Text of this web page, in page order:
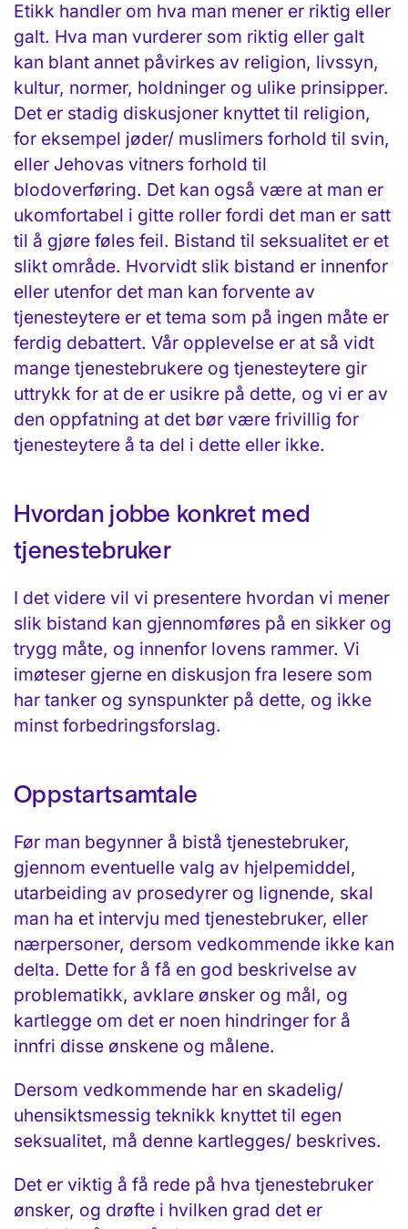
Etikk handler om hva man mener er riktig eller
galt. Hva man vurderer som riktig eller galt
kan blant annet påvirkes av religion, livssyn,
kultur, normer, holdninger og ulike prinsipper.
Det er stadig diskusjoner knyttet til religion,
for eksempel jøder/ muslimers forhold til svin,
eller Jehovas vitners forhold til
blodoverføring. Det kan også være at man er
ukomfortabel i gitte roller fordi det man er satt
til å gjøre føles feil. Bistand til seksualitet er et
slikt område. Hvorvidt slik bistand er innenfor
eller utenfor det man kan forvente av
tjenesteytere er et tema som på ingen måte er
ferdig debattert. Vår opplevelse er at så vidt
mange tjenestebrukere og tjenesteytere gir
uttrykk for at de er usikre på dette, og vi er av
den oppfatning at det bør være frivillig for
tjenesteytere å ta del i dette eller ikke.
Hvordan jobbe konkret med
tjenestebruker
I det videre vil vi presentere hvordan vi mener
slik bistand kan gjennomføres på en sikker og
trygg måte, og innenfor lovens rammer. Vi
imøteser gjerne en diskusjon fra lesere som
har tanker og synspunkter på dette, og ikke
minst forbedringsforslag.
Oppstartsamtale
Før man begynner å bistå tjenestebruker,
gjennom eventuelle valg av hjelpemiddel,
utarbeiding av prosedyrer og lignende, skal
man ha et intervju med tjenestebruker, eller
nærpersoner, dersom vedkommende ikke kan
delta. Dette for å få en god beskrivelse av
problematikk, avklare ønsker og mål, og
kartlegge om det er noen hindringer for å
innfri disse ønskene og målene.
Dersom vedkommende har en skadelig/
uhensiktsmessig teknikk knyttet til egen
seksualitet, må denne kartlegges/ beskrives.
Det er viktig å få rede på hva tjenestebruker
ønsker, og drøfte i hvilken grad det er